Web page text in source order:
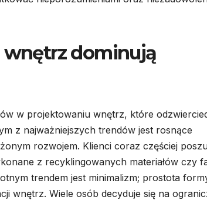
dominują
w projektowaniu wnętrz, które
z najważniejszych trendów jest rosnące
rozwojem. Klienci coraz częściej
z recyklingowanych materiałów czy
trendem jest minimalizm; prostota
wnętrz. Wiele osób decyduje się na